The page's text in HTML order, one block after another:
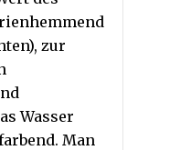
zur
Wasser
Man